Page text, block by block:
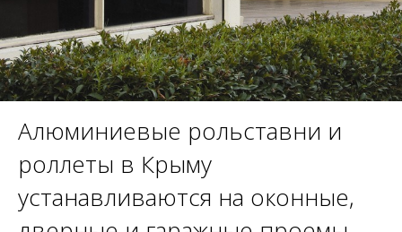
Алюминиевые рольставни и
роллеты в Крыму
устанавливаются на оконные,